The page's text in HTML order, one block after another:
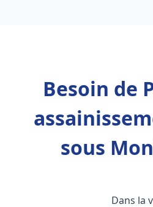
Besoin de
sous
Dans la